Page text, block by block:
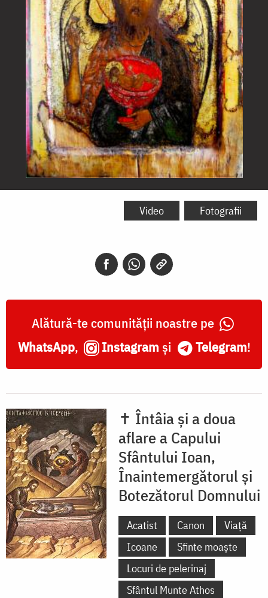
Sfântul
Video Fotografii
Alătură-te comunității noastre pe
WhatsApp, Instagram și Telegram!
✝ Întâia și a doua
aflare a Capului
Sfântului Ioan,
Înaintemergătorul și
Botezătorul Domnului
Acatist Canon
Viață
Icoane
Sfinte moaște
Locuri de pelerinaj
Sfântul Munte Athos